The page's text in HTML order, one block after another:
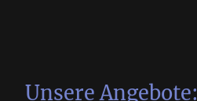
Unsere Angebote: